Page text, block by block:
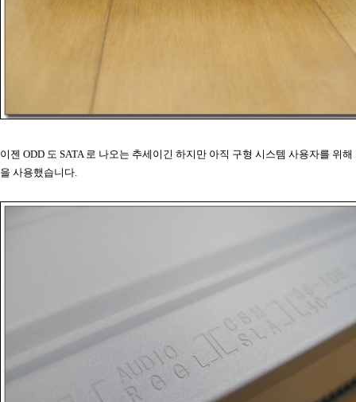
이젠 ODD 도 SATA 로 나오는 추세이긴 하지만 아직 구형 시스템 사용자를 위해
을 사용했습니다.